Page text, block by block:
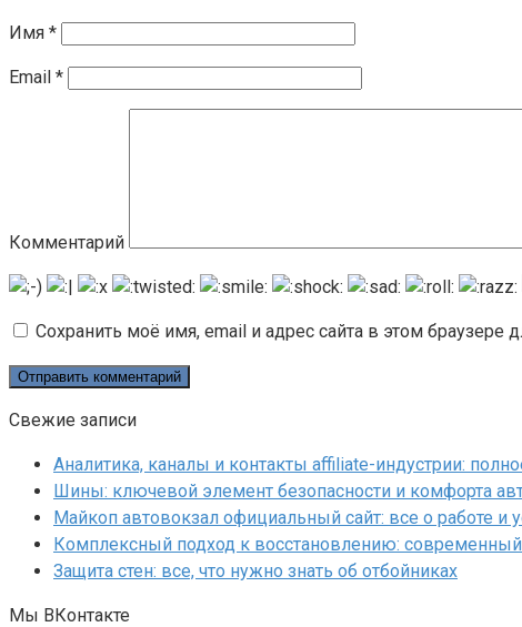
Имя *
Email *
Комментарий
Сохранить моё имя, email и адрес сайта в этом
Свежие записи
Аналитика, каналы и контакты affiliate-индустрии:
Шины: ключевой элемент безопасности и комфорта
Майкоп автовокзал официальный сайт: все о работе и
Комплексный подход к восстановлению:
Защита стен: все, что нужно знать об отбойниках
Мы ВКонтакте